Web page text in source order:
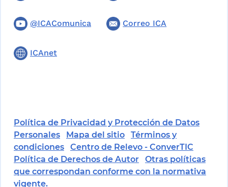
@ICAComunica Correo ICA
ICAnet
Política de Privacidad y Protección de Datos
Personales
Mapa del sitio
Términos y
condiciones
Centro de Relevo - ConverTIC
Política de Derechos de Autor
Otras políticas
que correspondan conforme con la normativa
vigente.